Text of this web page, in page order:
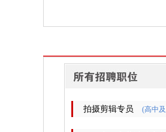
拍摄剪辑专员 (高中